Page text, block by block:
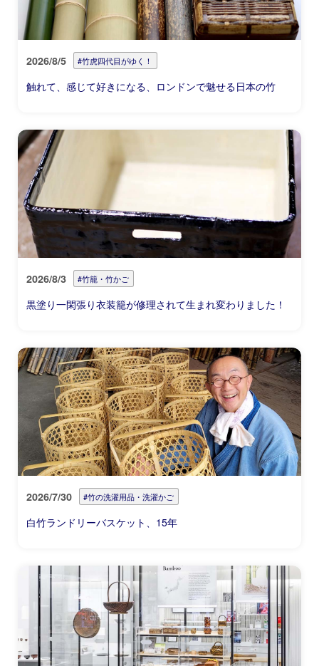
2026/8/5 #竹虎四代目がゆく！
触れて、感じて好きになる、ロンドンで魅せる日本の竹
2026/8/3 #竹籠・竹かご
黒塗り一閑張り衣装籠が修理されて生まれ変わりました！
2026/7/30 #竹の洗濯用品・洗濯かご
白竹ランドリーバスケット、15年